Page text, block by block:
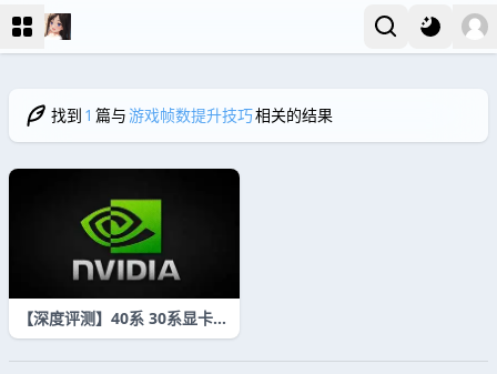
找到 1 篇与游戏帧数提升技巧相关的结果
【深度评测】40系 30系显卡最
佳驱动实测：游戏性能飙升3
0%+ 超稳定版本推荐